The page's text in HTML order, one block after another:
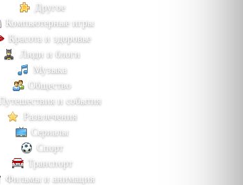
Другое
Компьютерные игры
Красота и здоровье
Люди и блоги
Музыка
Общество
Путешествия и события
Развлечения
Сериалы
Спорт
Транспорт
Фильмы и анимация